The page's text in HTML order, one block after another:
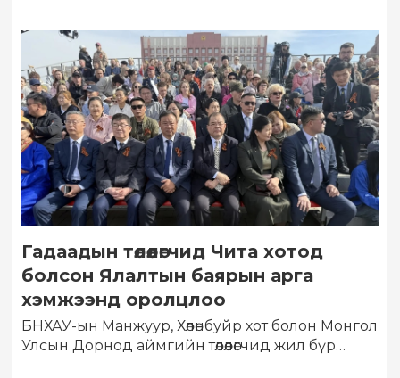
Гадаадын төлөөлөгчид Чита хотод
болсон Ялалтын баярын арга
хэмжээнд оролцлоо
БНХАУ-ын Манжуур, Хөлөнбуйр хот болон Монгол
Улсын Дорнод аймгийн төлөөлөгчид жил бүр